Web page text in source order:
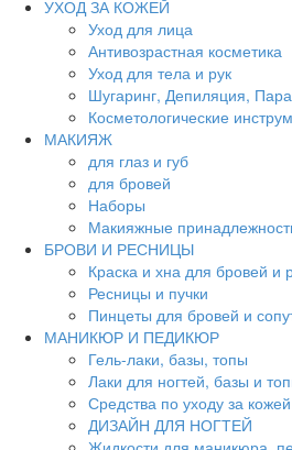
УХОД ЗА КОЖЕЙ
Уход для лица
Антивозрастная косметика
Уход для тела и рук
Шугаринг, Депиляция,
Косметологические
МАКИЯЖ
для глаз и губ
для бровей
Наборы
Макияжные
БРОВИ И РЕСНИЦЫ
Краска и хна для бровей и
Ресницы и пучки
Пинцеты для бровей и
МАНИКЮР И ПЕДИКЮР
Гель-лаки, базы, топы
Лаки для ногтей, базы и
Средства по уходу за
ДИЗАЙН ДЛЯ НОГТЕЙ